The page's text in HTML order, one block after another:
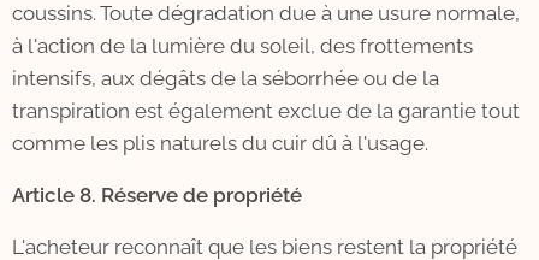
coussins. Toute dégradation due à une usure normale,
à l'action de la lumière du soleil, des frottements
intensifs, aux dégâts de la séborrhée ou de la
transpiration est également exclue de la garantie tout
comme les plis naturels du cuir dû à l'usage.
Article 8. Réserve de propriété
L'acheteur reconnaît que les biens restent la propriété